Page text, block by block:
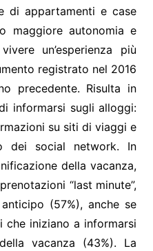
di appartamenti e case
maggiore autonomia e
un’esperienza più
registrato nel 2016
precedente. Risulta in
informarsi sugli alloggi:
su siti di viaggi e
social network. In
della vacanza,
“last minute”,
(57%), anche se
che iniziano a informarsi
vacanza (43%). La